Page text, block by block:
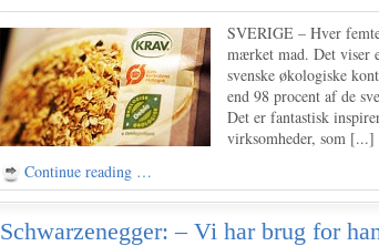
SVERIGE – Hver
mærket mad. Det viser
svenske økologiske
end 98 procent af de
Det er fantastisk
virksomheder, som [...]
Continue reading …
Schwarzenegger: – Vi har brug for